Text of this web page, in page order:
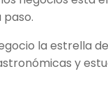
la estrella
y